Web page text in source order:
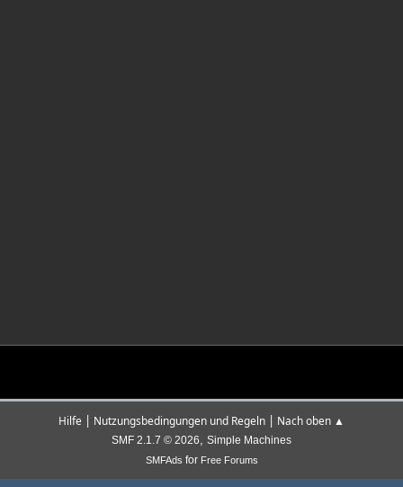
Hilfe | Nutzungsbedingungen und Regeln | Nach oben ▲
SMF 2.1.7 © 2026, Simple Machines
SMFAds for Free Forums